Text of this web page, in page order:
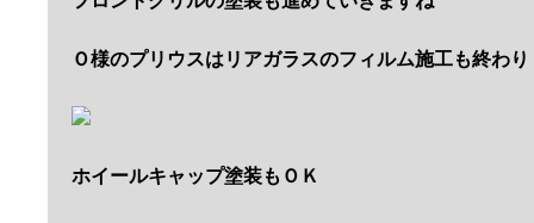
Ｏ様のプリウスはリアガラスのフィルム施工も終わり
ホイールキャップ塗装もＯＫ